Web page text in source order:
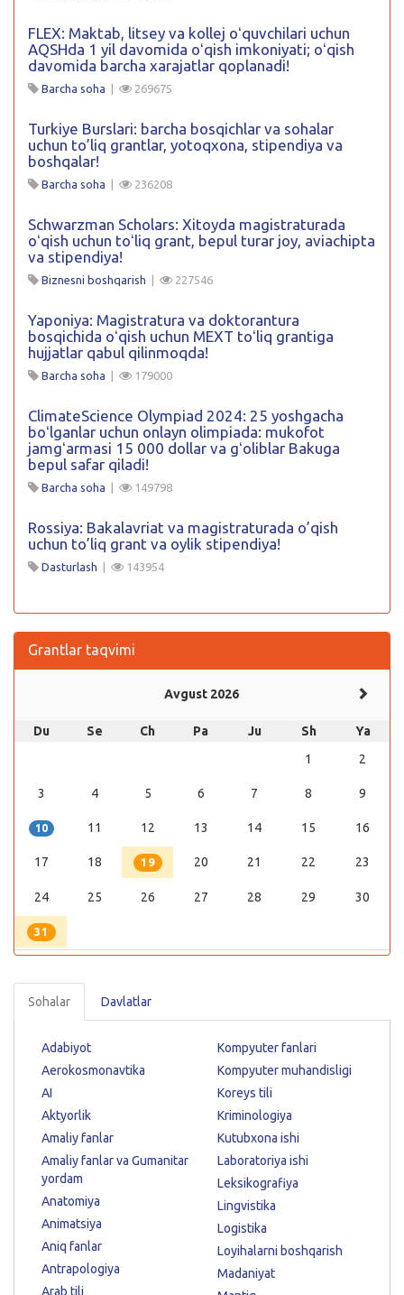
FLEX: Maktab, litsey va kollej oʻquvchilari uchun
AQSHda 1 yil davomida oʻqish imkoniyati; oʻqish
davomida barcha xarajatlar qoplanadi!
Barcha soha | 269675
Turkiye Burslari: barcha bosqichlar va sohalar
uchun to’liq grantlar, yotoqxona, stipendiya va
boshqalar!
Barcha soha | 236208
Schwarzman Scholars: Xitoyda magistraturada
oʻqish uchun toʻliq grant, bepul turar joy, aviachipta
va stipendiya!
Biznesni boshqarish | 227546
Yaponiya: Magistratura va doktorantura
bosqichida oʻqish uchun MEXT toʻliq grantiga
hujjatlar qabul qilinmoqda!
Barcha soha | 179000
ClimateScience Olympiad 2024: 25 yoshgacha
boʻlganlar uchun onlayn olimpiada: mukofot
jamgʻarmasi 15 000 dollar va gʻoliblar Bakuga
bepul safar qiladi!
Barcha soha | 149798
Rossiya: Bakalavriat va magistraturada o’qish
uchun to’liq grant va oylik stipendiya!
Dasturlash | 143954
Grantlar taqvimi
Avgust 2026
Du Se Ch Pa Ju Sh
Ya
1
2
3 4 5 6 7 8 9
10 11 12 13 14 15 16
17 18 19 20 21 22 23
24 25 26 27 28 29 30
31
Sohalar Davlatlar
Adabiyot
Aerokosmonavtika
AI
Aktyorlik
Amaliy fanlar
Amaliy fanlar va Gumanitar
yordam
Anatomiya
Animatsiya
Aniq fanlar
Antrapologiya
Arab tili
Kompyuter fanlari
Kompyuter muhandisligi
Koreys tili
Kriminologiya
Kutubxona ishi
Laboratoriya ishi
Leksikografiya
Lingvistika
Logistika
Loyihalarni boshqarish
Madaniyat